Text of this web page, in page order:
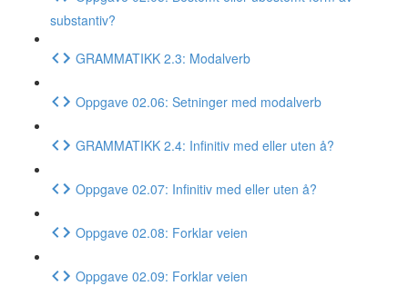
substantiv?
GRAMMATIKK 2.3: Modalverb
Oppgave 02.06: Setninger med modalverb
GRAMMATIKK 2.4: Infinitiv med eller uten å?
Oppgave 02.07: Infinitiv med eller uten å?
Oppgave 02.08: Forklar veien
Oppgave 02.09: Forklar veien